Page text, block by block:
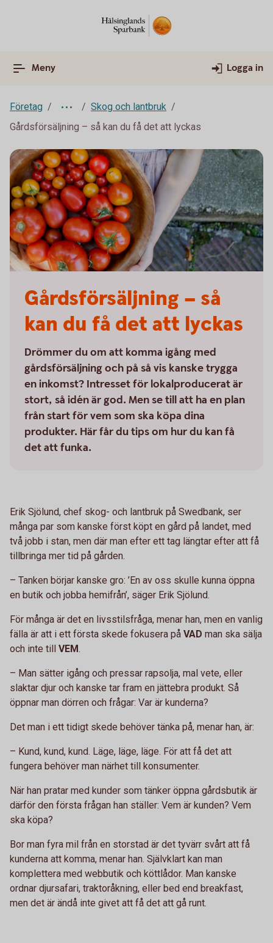
Meny Logga in
Företag
Skog och lantbruk
Gårdsförsäljning – så kan du få det att lyckas
Gårdsförsäljning – så
kan du få det att lyckas
Drömmer du om att komma igång med
gårdsförsäljning och på så vis kanske trygga
en inkomst? Intresset för lokalproducerat är
stort, så idén är god. Men se till att ha en plan
från start för vem som ska köpa dina
produkter. Här får du tips om hur du kan få
det att funka.
Erik Sjölund, chef skog- och lantbruk på Swedbank, ser
många par som kanske först köpt en gård på landet, med
två jobb i stan, men där man efter ett tag längtar efter att få
tillbringa mer tid på gården.
– Tanken börjar kanske gro: ’En av oss skulle kunna öppna
en butik och jobba hemifrån’, säger Erik Sjölund.
För många är det en livsstilsfråga, menar han, men en vanlig
fälla är att i ett första skede fokusera på VAD man ska sälja
och inte till VEM.
– Man sätter igång och pressar rapsolja, mal vete, eller
slaktar djur och kanske tar fram en jättebra produkt. Så
öppnar man dörren och frågar: Var är kunderna?
Det man i ett tidigt skede behöver tänka på, menar han, är:
– Kund, kund, kund. Läge, läge, läge. För att få det att
fungera behöver man närhet till konsumenter.
När han pratar med kunder som tänker öppna gårdsbutik är
därför den första frågan han ställer: Vem är kunden? Vem
ska köpa?
Bor man fyra mil från en storstad är det tyvärr svårt att få
kunderna att komma, menar han. Självklart kan man
komplettera med webbutik och köttlådor. Man kanske
ordnar djursafari, traktoråkning, eller bed end breakfast,
men det är ändå inte givet att få det att gå runt.